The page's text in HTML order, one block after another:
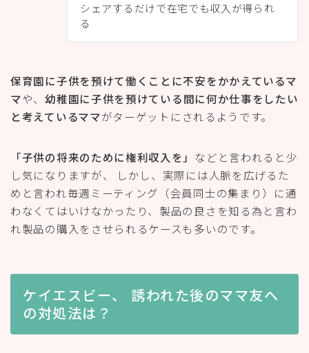
シェアするだけで在宅でも収入が得られ
る
保育園に子供を預けて働くことに不安をかかえているマ
マや、幼稚園に子供を預けている間に何か仕事をしたい
と考えているママがターゲットにされるようです。
「子供の将来のために権利収入を」 などと言われると少
し気になりますが、 しかし、実際には人脈を広げるた
めと言われ毎週ミーティング（会員同士の集まり）に通
わなくてはいけなかったり、製品の良さを知る為と言わ
れ製品の購入をさせられるケースも多いのです。
ケイエスビー、 誘われた後のママ友へ
の対処法は？